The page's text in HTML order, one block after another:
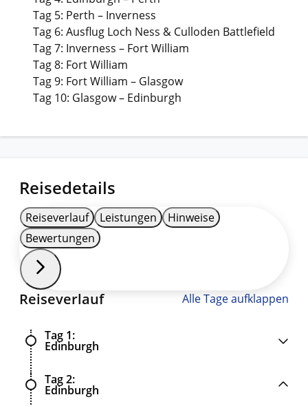
Tag 5: Perth – Inverness
Tag 6: Ausflug Loch Ness & Culloden Battlefield
Tag 7: Inverness – Fort William
Tag 8: Fort William
Tag 9: Fort William – Glasgow
Tag 10: Glasgow – Edinburgh
Reisedetails
Reiseverlauf Leistungen
Hinweise
Bewertungen
Reiseverlauf Alle Tage aufklappen
Tag 1
Edinburgh
Tag 2
Edinburgh